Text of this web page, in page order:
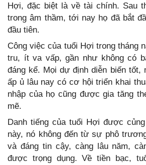
Hợi, đặc biệt là về tài chính. Sau
trong âm thầm, tới nay họ đã bắt
đầu tiên.
Công việc của tuổi Hợi trong tháng
tru, ít va vấp, gần như không có
đáng kể. Mọi dự định diễn biến tốt,
ấp ủ lâu nay có cơ hội triển khai
nhập của họ cũng được gia tăng
mẽ.
Danh tiếng của tuổi Hợi được
này, nó không đến từ sự phô
và đáng tin cậy, càng lâu năm,
được trọng dụng. Về tiền bạc,